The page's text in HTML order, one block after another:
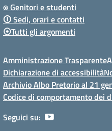
⍟ Genitori e studenti
🛈 Sedi, orari e contatti
⦿Tutti gli argomenti
Amministrazione Trasparente
Dichiarazione di accessibilità
Archivio Albo Pretorio al 21
Codice di comportamento dei
Seguici su: